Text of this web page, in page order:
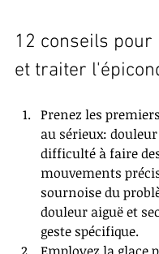
12 conseils
et traiter
Prenez les
au sérieux:
difficulté à faire
mouvements
sournoise du
douleur aiguë et
geste spécifique.